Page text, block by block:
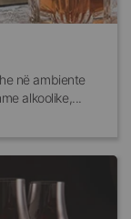
në ambiente
alkoolike,...